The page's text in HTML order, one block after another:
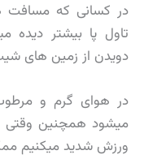
در کسانی که مسافت
تاول پا بیشتر دیده
دویدن از زمین های
در هوای گرم و
میشود همچنین وقتی
ورزش شدید میکنیم